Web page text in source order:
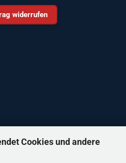
Cookies und andere
widerrufen